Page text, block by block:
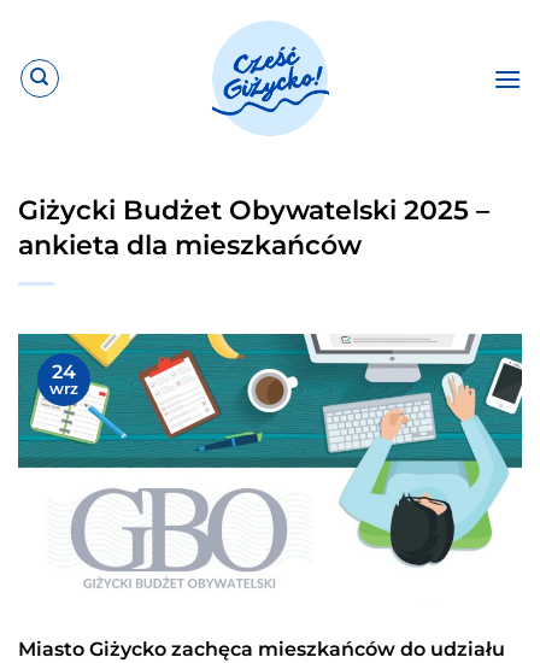
zawartości
Giżycki Budżet Obywatelski 2025 –
ankieta dla mieszkańców
24
wrz
Miasto Giżycko zachęca mieszkańców do udziału